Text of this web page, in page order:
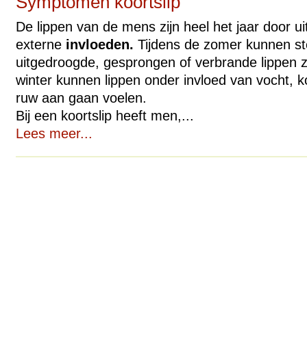
De lippen van de mens zijn heel het jaar door
externe invloeden. Tijdens de zomer kunnen
uitgedroogde, gesprongen of verbrande lippen
winter kunnen lippen onder invloed van vocht,
ruw aan gaan voelen.
Bij een koortslip heeft men,...
Lees meer...